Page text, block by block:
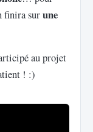
finira surune
au projet
! :)